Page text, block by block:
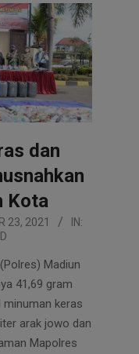
dan
Kota
23, 2021
IN:
Madiun
41,69 gram
keras
arak jowo dan
Mapolres